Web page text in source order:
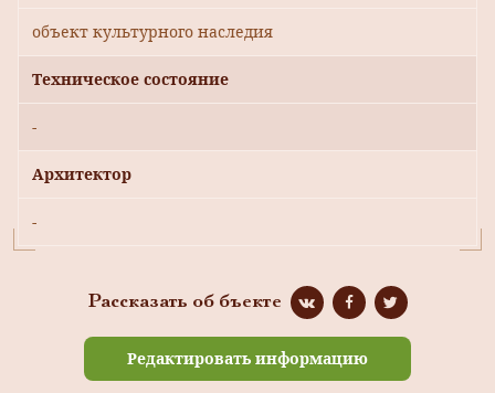
объект культурного наследия
Техническое состояние
-
Архитектор
-
Рассказать об бъекте
Редактировать информацию